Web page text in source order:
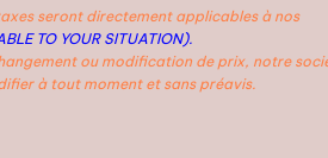
seront directement applicables à nos
TO YOUR SITUATION).
ou modification de prix, notre
à tout moment et sans préavis.